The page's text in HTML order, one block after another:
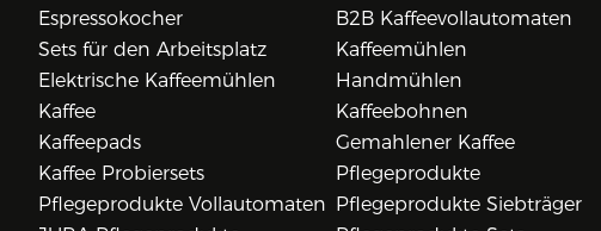
Espressokocher
B2B Kaffeevollautomaten
Sets für den Arbeitsplatz
Kaffeemühlen
Elektrische Kaffeemühlen
Handmühlen
Kaffee
Kaffeebohnen
Kaffeepads
Gemahlener Kaffee
Kaffee Probiersets
Pflegeprodukte
Pflegeprodukte Vollautomaten Pflegeprodukte Siebträger